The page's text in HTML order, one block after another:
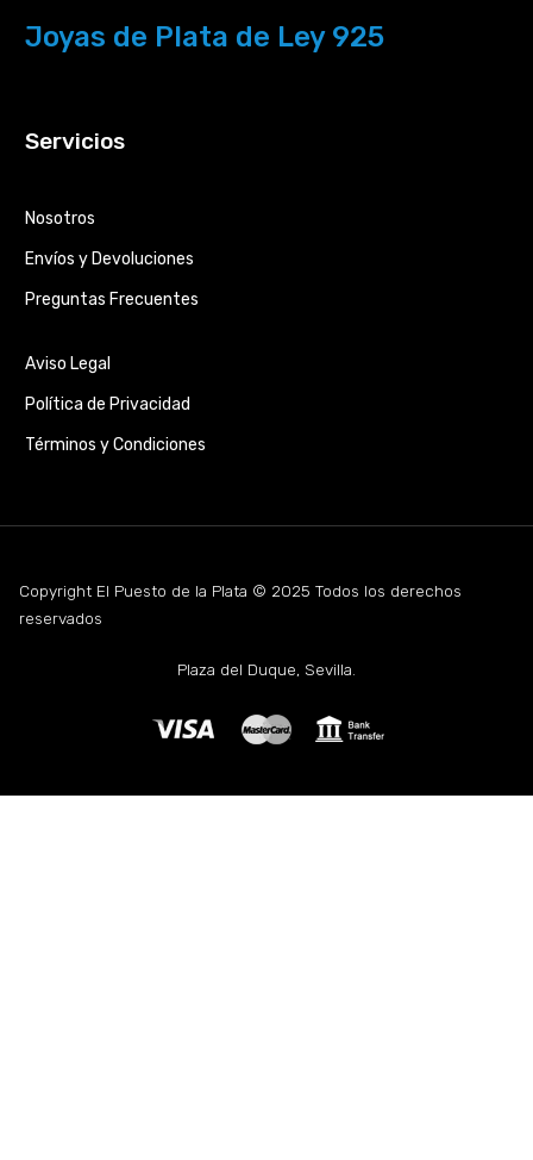
Joyas de Plata de Ley 925
Servicios
Nosotros
Envíos y Devoluciones
Preguntas Frecuentes
Aviso Legal
Política de Privacidad
Términos y Condiciones
Copyright El Puesto de la Plata © 2025 Todos los derechos
reservados
Plaza del Duque, Sevilla.